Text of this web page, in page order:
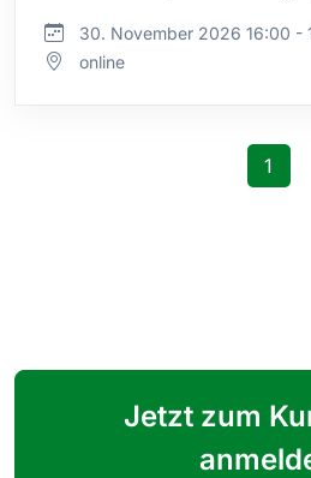
30. November 2026 16:00 -
online
1
Jetzt zum